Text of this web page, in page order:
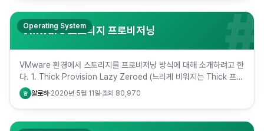
VMware 스토리지 프로비저닝 #
Operating System
VMware 환경에서 스토리지를 프로비저닝 방식에 대해 소개하려고 한
다. 1. Thick Provision Lazy Zeroed (느리게 비워지는 Thick 프로
비저닝) - 사전에 설정된 디스크 공…
알 알로하·2020년 5월 11일·조회 80,970